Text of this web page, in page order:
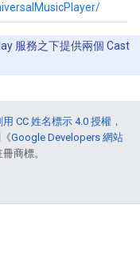
服務之下提供兩個 Cast
用 CC 姓名標示 4.0 授權 ，
Google Developers 網站
商標。